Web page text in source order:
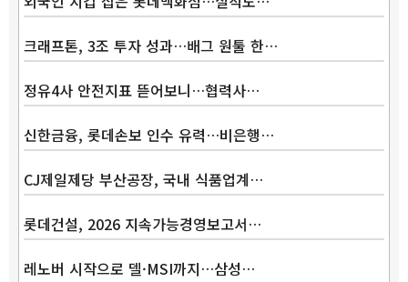
크래프톤, 3조 투자 성과…배그 원툴 한…
정유4사 안전지표 뜯어보니…협력사…
신한금융, 롯데손보 인수 유력…비은행…
CJ제일제당 부산공장, 국내 식품업계…
롯데건설, 2026 지속가능경영보고서…
레노버 시작으로 델·MSI까지…삼성…